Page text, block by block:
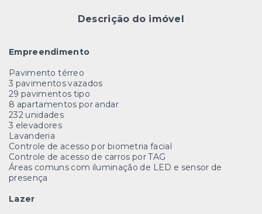
Descrição do imóvel
Empreendimento
Pavimento térreo
3 pavimentos vazados
29 pavimentos tipo
8 apartamentos por andar
232 unidades
3 elevadores
Lavanderia
Controle de acesso por biometria facial
Controle de acesso de carros por TAG
Áreas comuns com iluminação de LED e sensor de
presença
Lazer